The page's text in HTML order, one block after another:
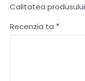
Calitatea produsului
Recenzia ta *